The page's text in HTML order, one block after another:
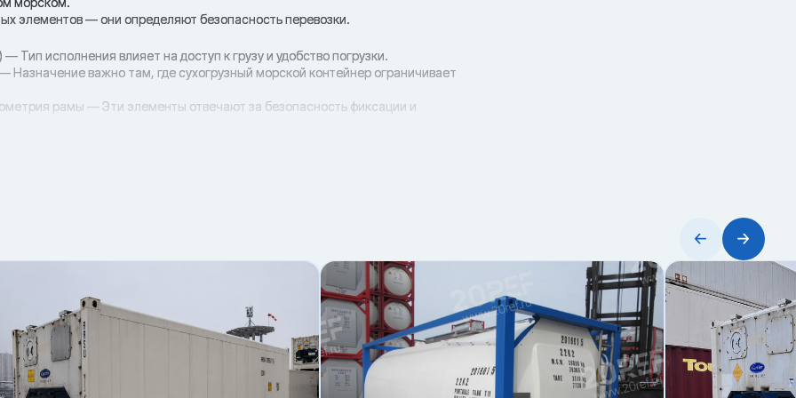
элементов — они определяют безопасность перевозки.
Тип исполнения влияет на доступ к грузу и удобство погрузки.
важно там, где сухогрузный морской контейнер ограничивает
рамы — Эти элементы отвечают за безопасность фиксации и